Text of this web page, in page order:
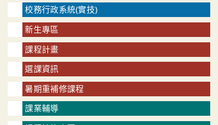
校務行政系統(實技)
新生專區
課程計畫
選課資訊
暑期重補修課程
課業輔導